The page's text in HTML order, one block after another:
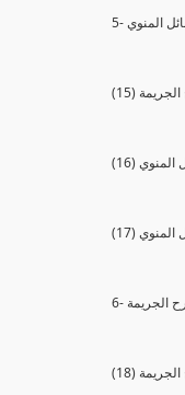
المنوي
المنوي
المنوي
الجريمة